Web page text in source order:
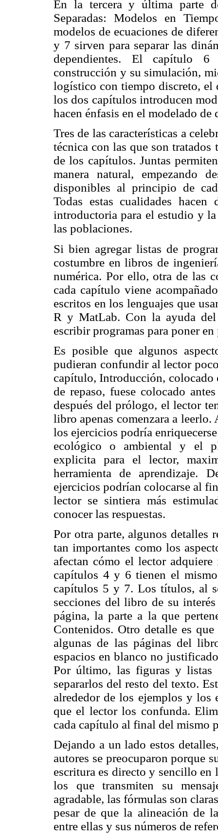
En la tercera y última parte
Separadas: Modelos en
modelos de ecuaciones de
y 7 sirven para separar las
dependientes. El capítulo
construcción y su simulación,
logístico con tiempo discreto, el
los dos capítulos introducen
hacen énfasis en el modelado
Tres de las características a
técnica con las que son tratados
de los capítulos. Juntas
manera natural, empezando
disponibles al principio de
Todas estas cualidades
introductoria para el estudio y
las poblaciones.
Si bien agregar listas de
costumbre en libros de
numérica. Por ello, otra de las
cada capítulo viene
escritos en los lenguajes que
R y MatLab. Con la ayuda del
escribir programas para poner
Es posible que algunos
pudieran confundir al lector
capítulo, Introducción, colocado
de repaso, fuese colocado
después del prólogo, el lector
libro apenas comenzara a
los ejercicios podría
ecológico o ambiental y el
explicita para el lector,
herramienta de aprendizaje.
ejercicios podrían colocarse al
lector se sintiera más
conocer las respuestas.
Por otra parte, algunos detalles
tan importantes como los
afectan cómo el lector
capítulos 4 y 6 tienen el
capítulos 5 y 7. Los títulos, al
secciones del libro de su
página, la parte a la que
Contenidos. Otro detalle es
algunas de las páginas del
espacios en blanco no
Por último, las figuras y listas
separarlos del resto del texto.
alrededor de los ejemplos y los
que el lector los confunda.
cada capítulo al final del mismo
Dejando a un lado estos
autores se preocuparon porque
escritura es directo y sencillo en
los que transmiten su
agradable, las fórmulas son
pesar de que la alineación de
entre ellas y sus números de